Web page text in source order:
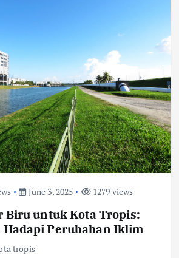
June 3, 2025 1279 views
untuk Kota Tropis:
Hadapi Perubahan Iklim
tropis